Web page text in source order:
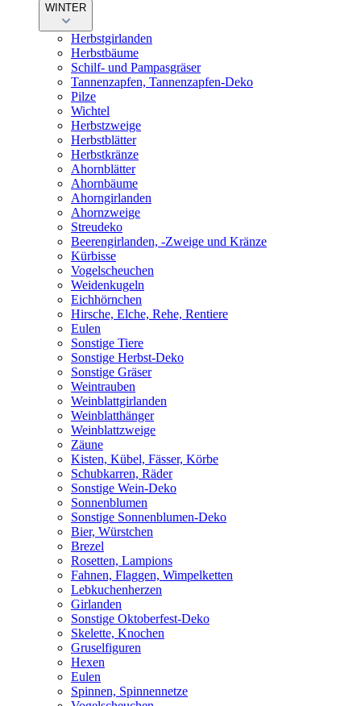
WINTER
Herbstgirlanden
Herbstbäume
Schilf- und Pampasgräser
Tannenzapfen, Tannenzapfen-Deko
Pilze
Wichtel
Herbstzweige
Herbstblätter
Herbstkränze
Ahornblätter
Ahornbäume
Ahorngirlanden
Ahornzweige
Streudeko
Beerengirlanden, -Zweige und Kränze
Kürbisse
Vogelscheuchen
Weidenkugeln
Eichhörnchen
Hirsche, Elche, Rehe, Rentiere
Eulen
Sonstige Tiere
Sonstige Herbst-Deko
Sonstige Gräser
Weintrauben
Weinblattgirlanden
Weinblatthänger
Weinblattzweige
Zäune
Kisten, Kübel, Fässer, Körbe
Schubkarren, Räder
Sonstige Wein-Deko
Sonnenblumen
Sonstige Sonnenblumen-Deko
Bier, Würstchen
Brezel
Rosetten, Lampions
Fahnen, Flaggen, Wimpelketten
Lebkuchenherzen
Girlanden
Sonstige Oktoberfest-Deko
Skelette, Knochen
Gruselfiguren
Hexen
Eulen
Spinnen, Spinnennetze